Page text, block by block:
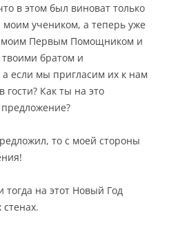
в этом был виноват только
учеником, а теперь уже
моим Первым Помощником и
братом и
если мы пригласим их к нам
гости? Как ты на это
то с моей стороны
на этот Новый Год
стенах.